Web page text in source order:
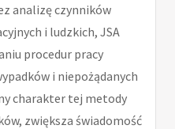
analizę czynników
i ludzkich, JSA
procedur pracy
i niepożądanych
charakter tej metody
zwiększa świadomość